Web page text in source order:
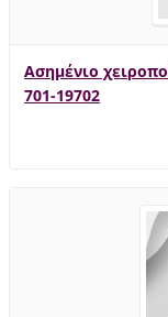
Ασημένιο
701-19702